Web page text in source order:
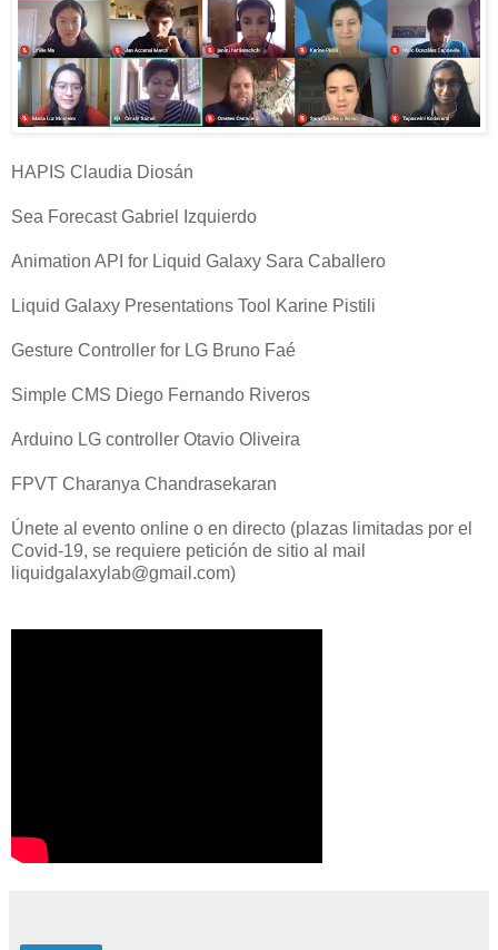
HAPIS Claudia Diosán
Sea Forecast Gabriel Izquierdo
Animation API for Liquid Galaxy Sara Caballero
Liquid Galaxy Presentations Tool Karine Pistili
Gesture Controller for LG Bruno Faé
Simple CMS Diego Fernando Riveros
Arduino LG controller Otavio Oliveira
FPVT Charanya Chandrasekaran
Únete al evento online o en directo (plazas limitadas por el
Covid-19, se requiere petición de sitio al mail
liquidgalaxylab@gmail.com)